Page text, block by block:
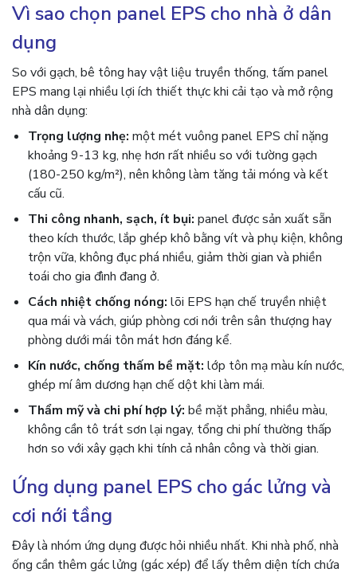
Vì sao chọn panel EPS cho nhà ở dân
dụng
So với gạch, bê tông hay vật liệu truyền thống, tấm panel
EPS mang lại nhiều lợi ích thiết thực khi cải tạo và mở rộng
nhà dân dụng:
Trọng lượng nhẹ: một mét vuông panel EPS chỉ nặng
khoảng 9-13 kg, nhẹ hơn rất nhiều so với tường gạch
(180-250 kg/m²), nên không làm tăng tải móng và kết
cấu cũ.
Thi công nhanh, sạch, ít bụi: panel được sản xuất sẵn
theo kích thước, lắp ghép khô bằng vít và phụ kiện, không
trộn vữa, không đục phá nhiều, giảm thời gian và phiền
toái cho gia đình đang ở.
Cách nhiệt chống nóng: lõi EPS hạn chế truyền nhiệt
qua mái và vách, giúp phòng cơi nới trên sân thượng hay
phòng dưới mái tôn mát hơn đáng kể.
Kín nước, chống thấm bề mặt: lớp tôn mạ màu kín nước,
ghép mí âm dương hạn chế dột khi làm mái.
Thẩm mỹ và chi phí hợp lý: bề mặt phẳng, nhiều màu,
không cần tô trát sơn lại ngay, tổng chi phí thường thấp
hơn so với xây gạch khi tính cả nhân công và thời gian.
Ứng dụng panel EPS cho gác lửng và
cơi nới tầng
Đây là nhóm ứng dụng được hỏi nhiều nhất. Khi nhà phố, nhà
ống cần thêm gác lửng (gác xép) để lấy thêm diện tích chứa